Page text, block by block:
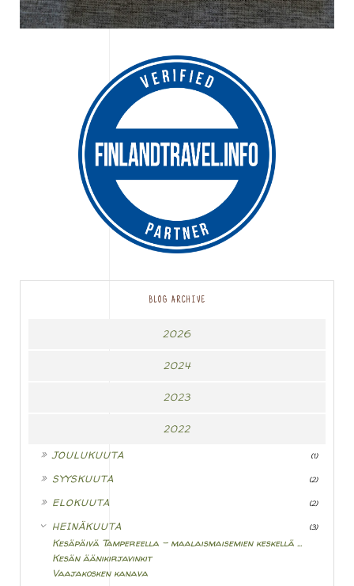
BLOG ARCHIVE
2026
2024
2023
2022
JOULUKUUTA (1)
SYYSKUUTA (2)
ELOKUUTA (2)
HEINÄKUUTA (3)
Kesäpäivä Tampereella - maalaismaisemien keskellä ...
Kesän äänikirjavinkit
Vaajakosken kanava